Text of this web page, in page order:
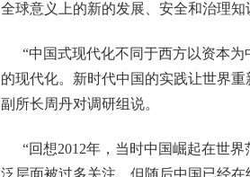
全球意义上的新的发展、安全和治理知
“中国式现代化不同于西方以资本
的现代化。新时代中国的实践让世界
副所长周丹对调研组说。
“回想2012年，当时中国崛起在世
泛层面被过多关注。但随后中国已经